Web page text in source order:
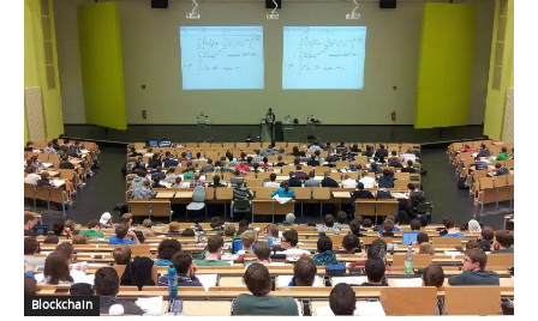
Blockchain